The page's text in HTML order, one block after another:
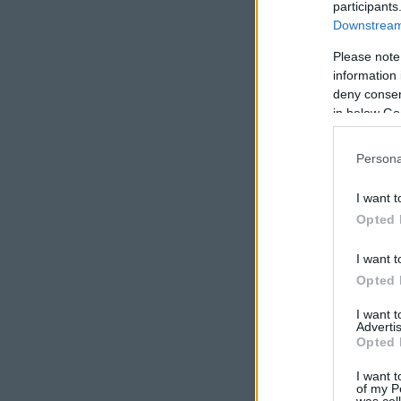
Please
information
deny
in below
I want
Opted
I want
Opted
I want
Opted
I want
of my